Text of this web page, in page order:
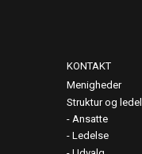
KONTAKT
Menigheder
Struktur og
Ansatte
Ledelse